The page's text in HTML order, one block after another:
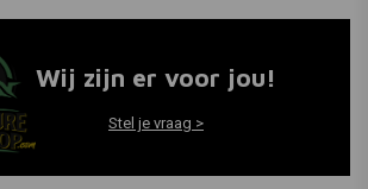
Wij zijn er voor jou!
Stel je vraag >